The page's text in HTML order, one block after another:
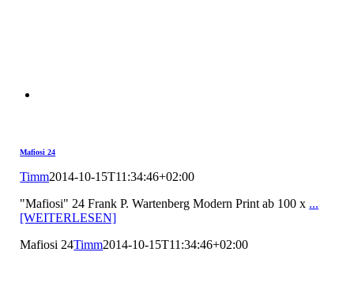
Mafiosi 24
Timm2014-10-15T11:34:46+02:00
"Mafiosi" 24 Frank P. Wartenberg Modern Print ab 100 x ...
[WEITERLESEN]
Mafiosi 24Timm2014-10-15T11:34:46+02:00